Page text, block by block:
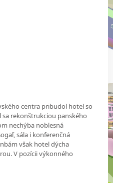
centra pribudol hotel so
sa rekonštrukciou panského
nechýba noblesná
sála i konferenčná
však hotel dýcha
V pozícii výkonného